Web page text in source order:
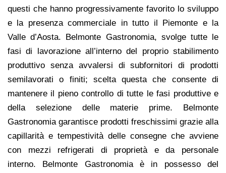
questi che hanno progressivamente favorito lo sviluppo
e la presenza commerciale in tutto il Piemonte e la
Valle d’Aosta. Belmonte Gastronomia, svolge tutte le
fasi di lavorazione all’interno del proprio stabilimento
produttivo senza avvalersi di subfornitori di prodotti
semilavorati o finiti; scelta questa che consente di
mantenere il pieno controllo di tutte le fasi produttive e
della selezione delle materie prime. Belmonte
Gastronomia garantisce prodotti freschissimi grazie alla
capillarità e tempestività delle consegne che avviene
con mezzi refrigerati di proprietà e da personale
interno. Belmonte Gastronomia è in possesso del